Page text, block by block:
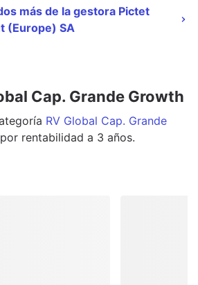
más de la gestora Pictet
(Europe) SA
Cap. Grande Growth
RV Global Cap. Grande
rentabilidad a 3 años.